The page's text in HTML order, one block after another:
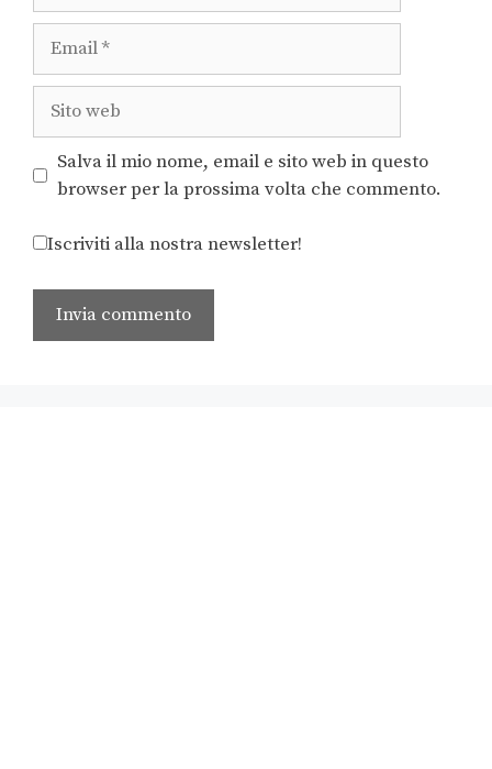
Salva il mio nome, email e sito web in questo
browser per la prossima volta che commento.
Iscriviti alla nostra newsletter!